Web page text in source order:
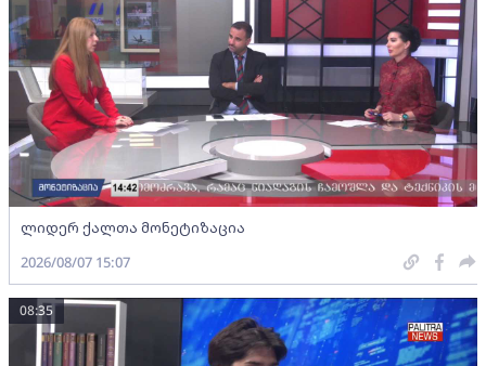
ლიდერ ქალთა მონეტიზაცია
2026/08/07 15:07
08:35